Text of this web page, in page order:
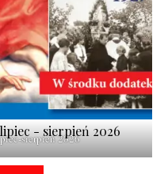
sierpień 2026
- sierpień 2026